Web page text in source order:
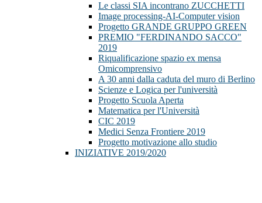
Le classi SIA incontrano ZUCCHETTI
Image processing-AI-Computer vision
Progetto GRANDE GRUPPO GREEN
PREMIO "FERDINANDO SACCO"
2019
Riqualificazione spazio ex mensa
Omicomprensivo
A 30 anni dalla caduta del muro di Berlino
Scienze e Logica per l'università
Progetto Scuola Aperta
Matematica per l'Università
CIC 2019
Medici Senza Frontiere 2019
Progetto motivazione allo studio
INIZIATIVE 2019/2020